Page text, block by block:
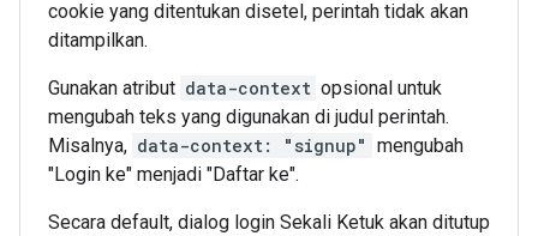
cookie yang ditentukan disetel, perintah tidak akan
ditampilkan.
Gunakan atribut data-context opsional untuk
mengubah teks yang digunakan di judul perintah.
Misalnya, data-context: "signup" mengubah
"Login ke" menjadi "Daftar ke".
Secara default, dialog login Sekali Ketuk akan ditutup